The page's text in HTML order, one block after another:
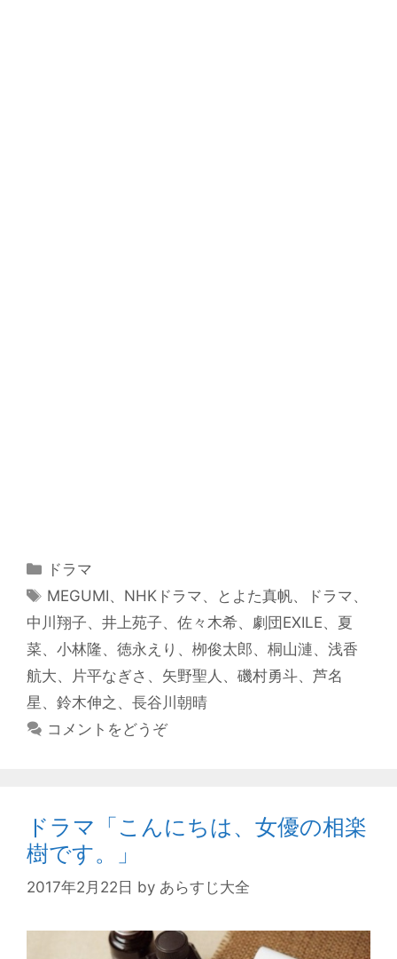
カ
テ
リ
ー
ドラマ
タ
グ
MEGUMI、 NHKドラマ、 とよた真帆、 ドラマ、
中川翔子、 井上苑子、 佐々木希、 劇団EXILE、 夏
菜、 小林隆、 徳永えり 、 栁俊太郎、 桐山漣、 浅香
航大、 片平なぎさ 、 矢野聖人 、 磯村勇斗、 芦名
星 、 鈴木伸之 、 長谷川朝晴
コメントをどうぞ
ドラマ「こんにちは、女優の相楽
樹です。」
2017年2月22日 by あらすじ大全